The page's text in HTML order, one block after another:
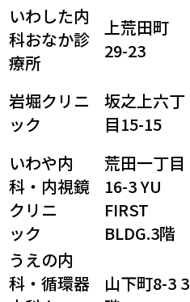
いわした内
科おなか診
療所
上荒田町
29-23
岩堀クリニ
ック
坂之上六丁
目15-15
いわや内
科・内視鏡
クリニ
ック
荒田一丁目
16-3 YU
FIRST
BLDG.3階
うえの内
科・循環器
山下町8-3 3